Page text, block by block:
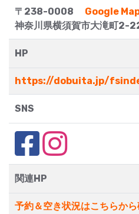
〒238-0008 Google
神奈川県横須賀市大滝町2-
HP
https://dobuita.jp/
SNS
関連HP
予約＆空き状況はこちらから